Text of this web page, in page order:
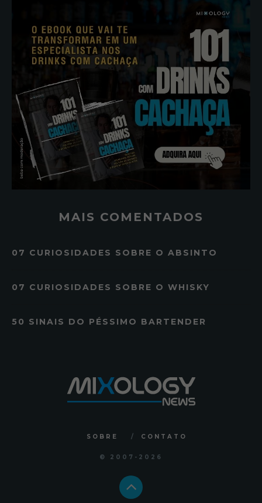
MAIS COMENTADOS
07 CURIOSIDADES SOBRE O ABSINTO
07 CURIOSIDADES SOBRE O WHISKY
50 SINAIS DO PÉSSIMO BARTENDER
SOBRE CONTATO
© 2007 -2026